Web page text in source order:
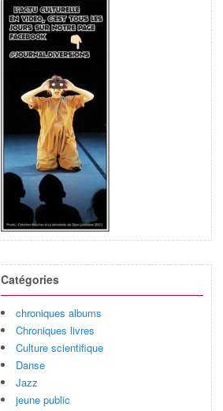
Catégories
chroniques albums
Chroniques livres
Culture scientifique
Danse
Jazz
jeune public